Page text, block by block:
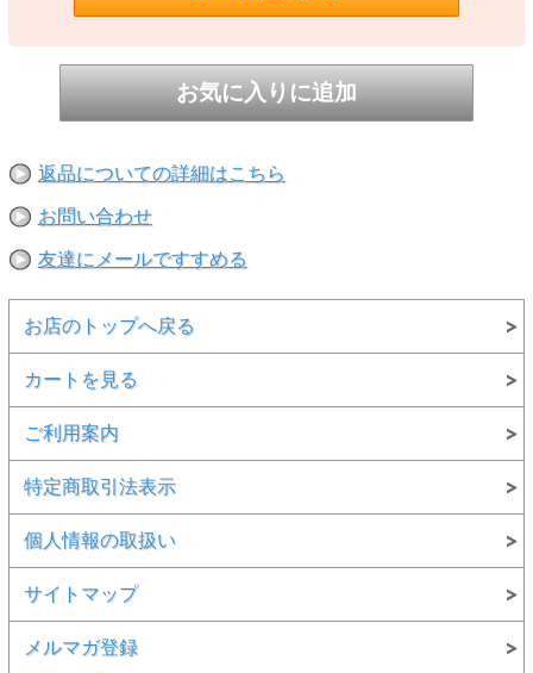
うえ注文いただきますようお願い申し上げます。
返品についての詳細はこちら
お問い合わせ
友達にメールですすめる
お店のトップへ戻る
カートを見る
ご利用案内
特定商取引法表示
個人情報の取扱い
サイトマップ
メルマガ登録